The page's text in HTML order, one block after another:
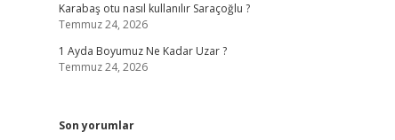
Karabaş otu nasıl kullanılır Saraçoğlu ?
Temmuz 24, 2026
1 Ayda Boyumuz Ne Kadar Uzar ?
Temmuz 24, 2026
Son yorumlar